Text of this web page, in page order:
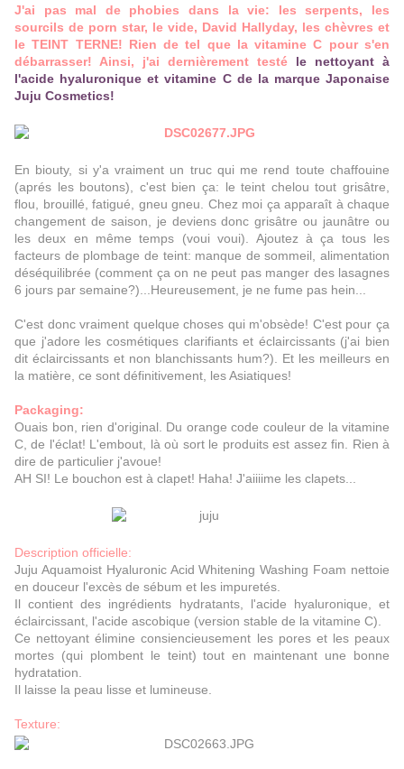
J'ai pas mal de phobies dans la vie: les serpents, les
sourcils de porn star, le vide, David Hallyday, les chèvres et
le TEINT TERNE! Rien de tel que la vitamine C pour s'en
débarrasser! Ainsi, j'ai dernièrement testé le nettoyant à
l'acide hyaluronique et vitamine C de la marque Japonaise
Juju Cosmetics!
En biouty, si y'a vraiment un truc qui me rend toute chaffouine
(aprés les boutons), c'est bien ça: le teint chelou tout grisâtre,
flou, brouillé, fatigué, gneu gneu. Chez moi ça apparaît à chaque
changement de saison, je deviens donc grisâtre ou jaunâtre ou
les deux en même temps (voui voui). Ajoutez à ça tous les
facteurs de plombage de teint: manque de sommeil, alimentation
déséquilibrée (comment ça on ne peut pas manger des lasagnes
6 jours par semaine?)...Heureusement, je ne fume pas hein...
C'est donc vraiment quelque choses qui m'obsède! C'est pour ça
que j'adore les cosmétiques clarifiants et éclaircissants (j'ai bien
dit éclaircissants et non blanchissants hum?). Et les meilleurs en
la matière, ce sont définitivement, les Asiatiques!
Packaging:
Ouais bon, rien d'original. Du orange code couleur de la vitamine
C, de l'éclat! L'embout, là où sort le produits est assez fin. Rien à
dire de particulier j'avoue!
AH SI! Le bouchon est à clapet! Haha! J'aiiiime les clapets...
Description officielle:
Juju Aquamoist Hyaluronic Acid Whitening Washing Foam nettoie
en douceur l'excès de sébum et les impuretés.
Il contient des ingrédients hydratants, l'acide hyaluronique, et
éclaircissant, l'acide ascobique (version stable de la vitamine C).
Ce nettoyant élimine consiencieusement les pores et les peaux
mortes (qui plombent le teint) tout en maintenant une bonne
hydratation.
Il laisse la peau lisse et lumineuse.
Texture: